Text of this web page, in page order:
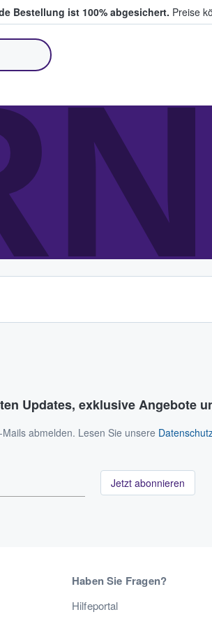
Bestellung ist 100% abgesichert. Preise
Updates, exklusive Angebote
abmelden. Lesen Sie unsere
Jetzt abonnieren
Haben Sie Fragen?
Hilfeportal